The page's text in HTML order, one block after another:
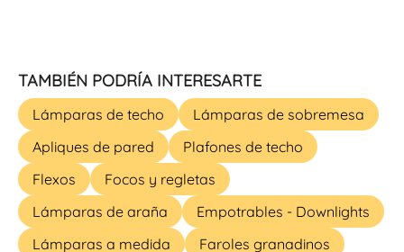
TAMBIÉN PODRÍA INTERESARTE
Lámparas de techo
Lámparas de sobremesa
Apliques de pared
Plafones de techo
Flexos
Focos y regletas
Lámparas de araña
Empotrables - Downlights
Lámparas a medida
Faroles granadinos